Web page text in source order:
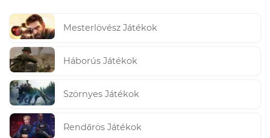
Mesterlövész Játékok
Háborús Játékok
Szörnyes Játékok
Rendőrös Játékok